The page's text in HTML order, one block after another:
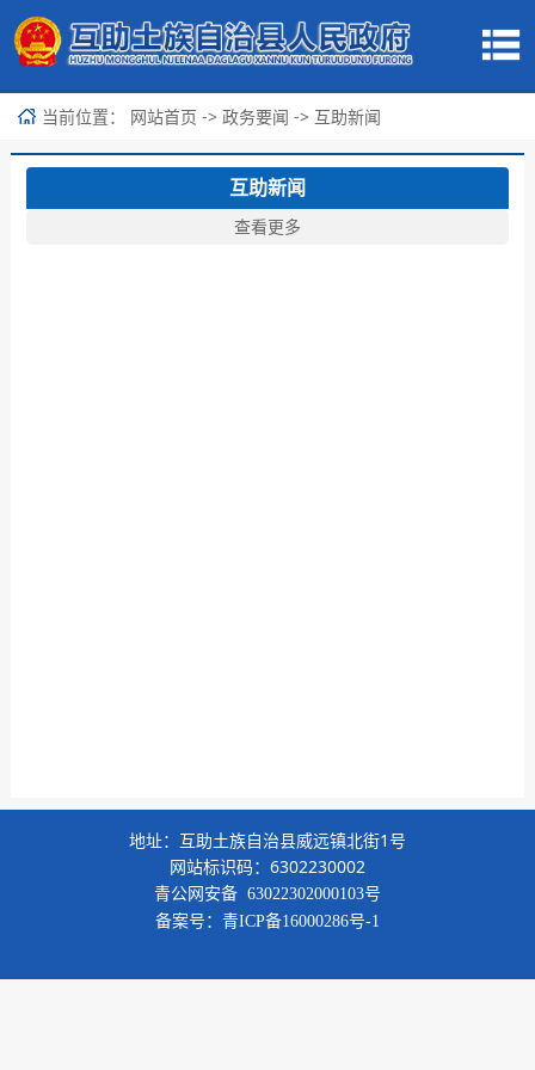
当前位置： 网站首页 -> 政务要闻 -> 互助新闻
互助新闻
查看更多
地址：互助土族自治县威远镇北街1号
网站标识码：6302230002
青公网安备 63022302000103号
备案号： 青ICP备16000286号-1